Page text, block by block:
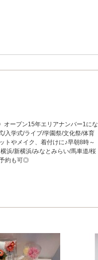
オープン15年エリアナンバー1にな
/入学式/ライブ/学園祭/文化祭/体育
トやメイク、着付けに♪早朝8時～
浜/新横浜/みなとみらい/馬車道/桜
約も可◎